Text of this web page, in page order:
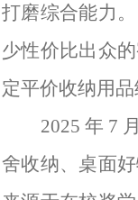
打磨综合能力
少性价比出众
定平价收纳用
2025 年 7
舍收纳、桌面